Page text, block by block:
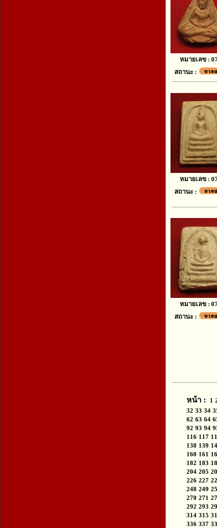
หมายเลข :
สถานะ :
หมายเลข :
สถานะ :
หมายเลข :
สถานะ :
หน้า : 1
32 33 34
62 63 64
92 93 94
116 117
138 139
160 161
182 183
204 205
226 227
248 249
270 271
292 293
314 315
336 337